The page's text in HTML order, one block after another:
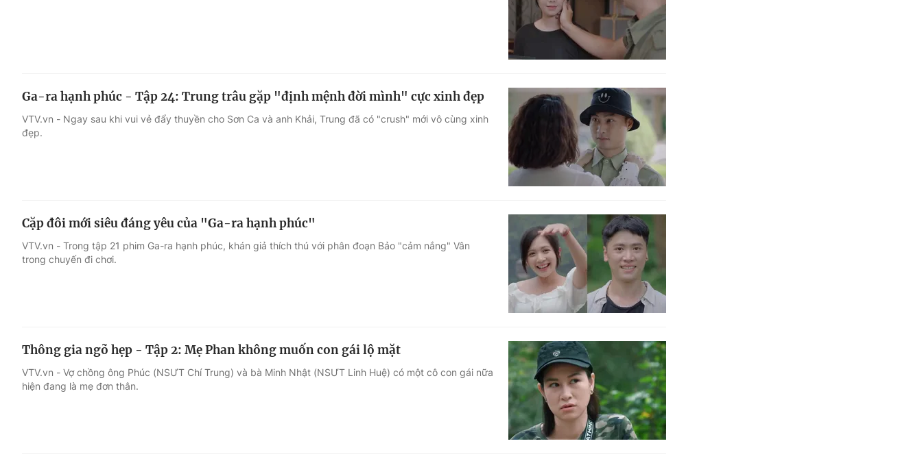
Ga-ra hạnh phúc - Tập 24: Trung trâu gặp "định mệnh đời mình" cực xinh đẹp
VTV.vn - Ngay sau khi vui vẻ đẩy thuyền cho Sơn Ca và anh Khải, Trung đã có "crush" mới vô cùng xinh
đẹp.
Cặp đôi mới siêu đáng yêu của "Ga-ra hạnh phúc"
VTV.vn - Trong tập 21 phim Ga-ra hạnh phúc, khán giả thích thú với phân đoạn Bảo "cảm nắng" Vân
trong chuyến đi chơi.
Thông gia ngõ hẹp - Tập 2: Mẹ Phan không muốn con gái lộ mặt
VTV.vn - Vợ chồng ông Phúc (NSƯT Chí Trung) và bà Minh Nhật (NSƯT Linh Huệ) có một cô con gái nữa
hiện đang là mẹ đơn thân.